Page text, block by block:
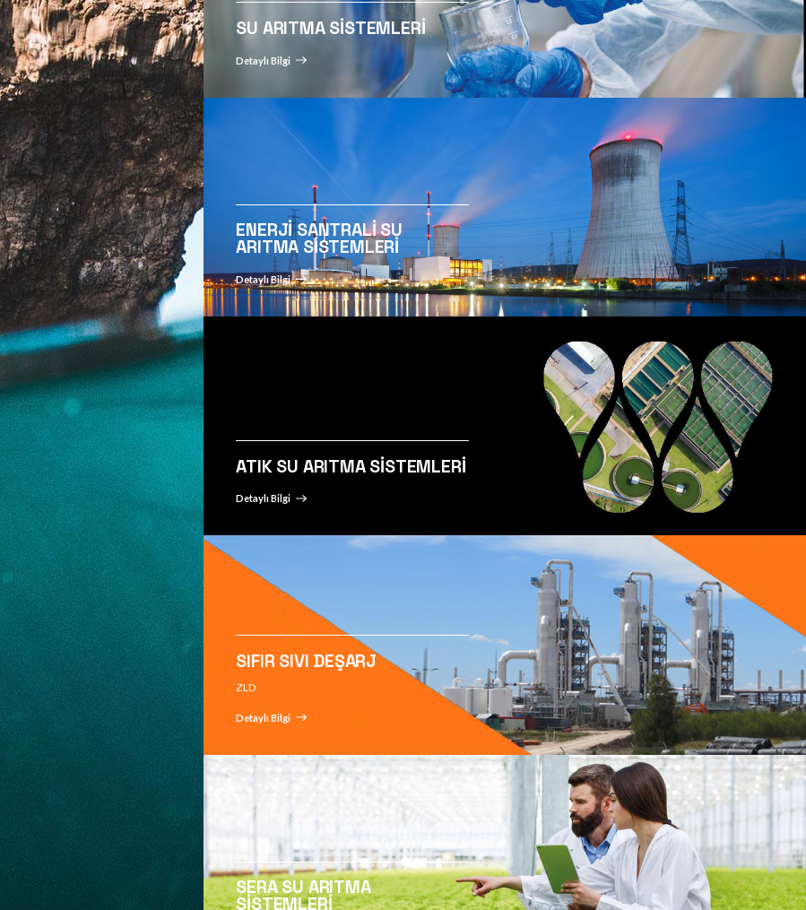
Tekstil Endüstrisi
Savunma Sanayi Endüstrisi
Yiyecek & İçecek Endüstrisi
Otomotiv Endüstrisi
Sistemleri
Atık Su Geri Kazanım
Sistemleri
Gri Su Arıtma Sistemleri
PETROKIMYA SU
SISTEMLERI
Detaylı Bilgi
SU ARITMA
Detaylı Bilgi
ENERJI SANTRALI
ARITMA
Detaylı Bilgi